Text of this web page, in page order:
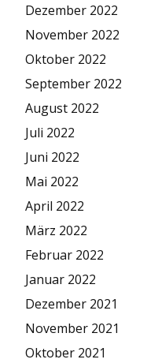
Dezember 2022
November 2022
Oktober 2022
September 2022
August 2022
Juli 2022
Juni 2022
Mai 2022
April 2022
März 2022
Februar 2022
Januar 2022
Dezember 2021
November 2021
Oktober 2021